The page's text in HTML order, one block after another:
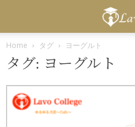
Dog
Home タグ ヨーグルト
タグ: ヨーグルト